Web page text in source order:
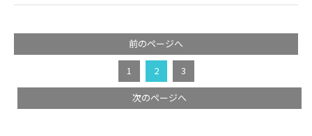
前のページへ
1 2 3
次のページへ